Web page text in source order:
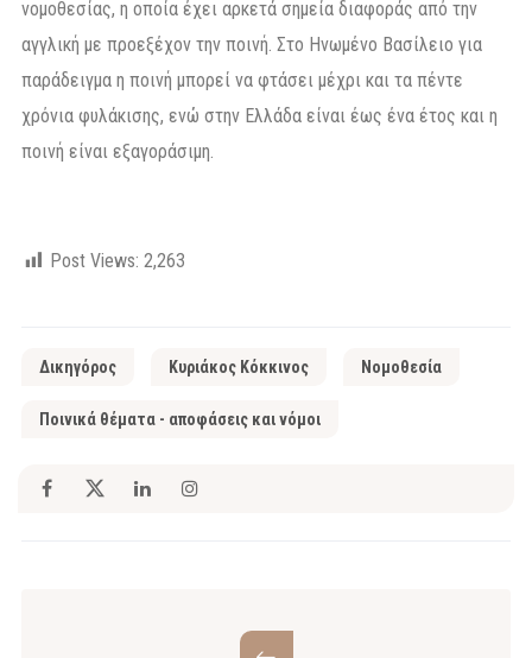
νομοθεσίας, η οποία έχει αρκετά σημεία διαφοράς από την
αγγλική με προεξέχον την ποινή. Στο Ηνωμένο Βασίλειο για
παράδειγμα η ποινή μπορεί να φτάσει μέχρι και τα πέντε
χρόνια φυλάκισης, ενώ στην Ελλάδα είναι έως ένα έτος και η
ποινή είναι εξαγοράσιμη.
Post Views: 2,263
Δικηγόρος Κυριάκος Κόκκινος Νομοθεσία
Ποινικά θέματα - αποφάσεις και νόμοι